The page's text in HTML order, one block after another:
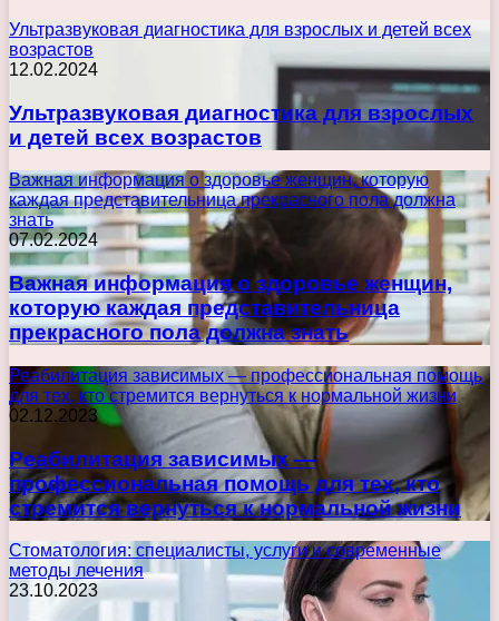
Ультразвуковая диагностика для взрослых и детей всех
возрастов
12.02.2024
Ультразвуковая диагностика для взрослых
и детей всех возрастов
Важная информация о здоровье женщин, которую
каждая представительница прекрасного пола должна
знать
07.02.2024
Важная информация о здоровье женщин,
которую каждая представительница
прекрасного пола должна знать
Реабилитация зависимых — профессиональная помощь
для тех, кто стремится вернуться к нормальной жизни
02.12.2023
Реабилитация зависимых —
профессиональная помощь для тех, кто
стремится вернуться к нормальной жизни
Стоматология: специалисты, услуги и современные
методы лечения
23.10.2023